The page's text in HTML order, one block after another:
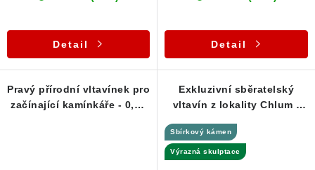
Detail Detail
Pravý přírodní vltavínek pro
začínající kamínkáře - 0,30
Exkluzivní sběratelský
vltavín z lokality Chlum -
Sbírkový kámen
Výrazná skulptace